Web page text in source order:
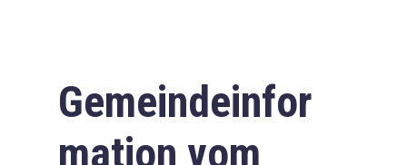
Gemeindeinfor
mation vom